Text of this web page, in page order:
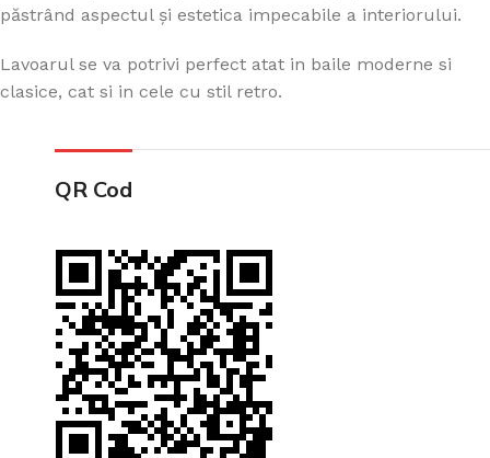
păstrând aspectul și estetica impecabile a interiorului.
Lavoarul se va potrivi perfect atat in baile moderne si
clasice, cat si in cele cu stil retro.
QR Cod